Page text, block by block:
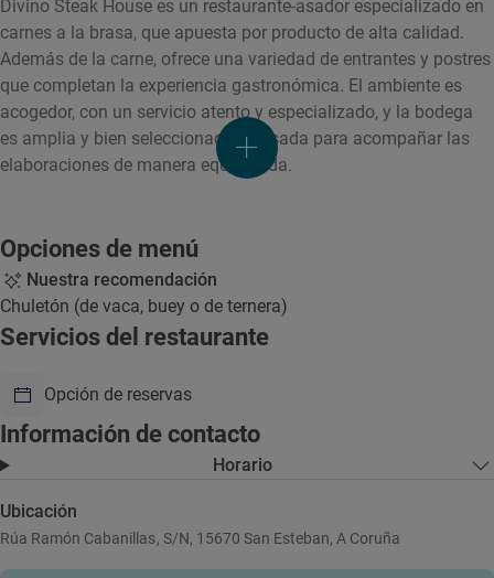
Divino Steak House es un restaurante-asador especializado en
carnes a la brasa, que apuesta por producto de alta calidad.
Además de la carne, ofrece una variedad de entrantes y postres
que completan la experiencia gastronómica. El ambiente es
acogedor, con un servicio atento y especializado, y la bodega
es amplia y bien seleccionada, pensada para acompañar las
elaboraciones de manera equilibrada.
Opciones de menú
Nuestra recomendación
Chuletón (de vaca, buey o de ternera)
Servicios del restaurante
Opción de reservas
Información de contacto
Horario
Ubicación
Rúa Ramón Cabanillas, S/N, 15670 San Esteban, A Coruña